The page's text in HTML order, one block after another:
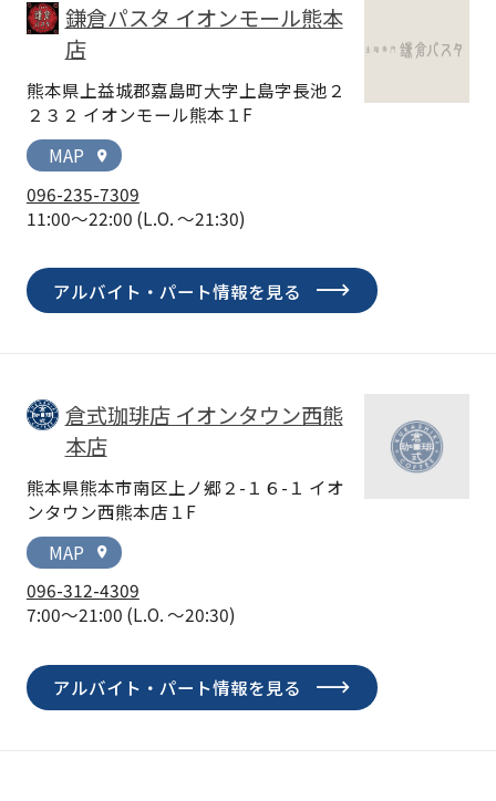
鎌倉パスタ イオンモール熊本
店
熊本県上益城郡嘉島町大字上島字長池２
２３２ イオンモール熊本１F
MAP
location_on
096-235-7309
11:00～22:00 (L.O. ～21:30)
アルバイト・パート情報を見る
倉式珈琲店 イオンタウン西熊
本店
熊本県熊本市南区上ノ郷２-１６-１ イオ
ンタウン西熊本店１F
MAP
location_on
096-312-4309
7:00～21:00 (L.O. ～20:30)
アルバイト・パート情報を見る